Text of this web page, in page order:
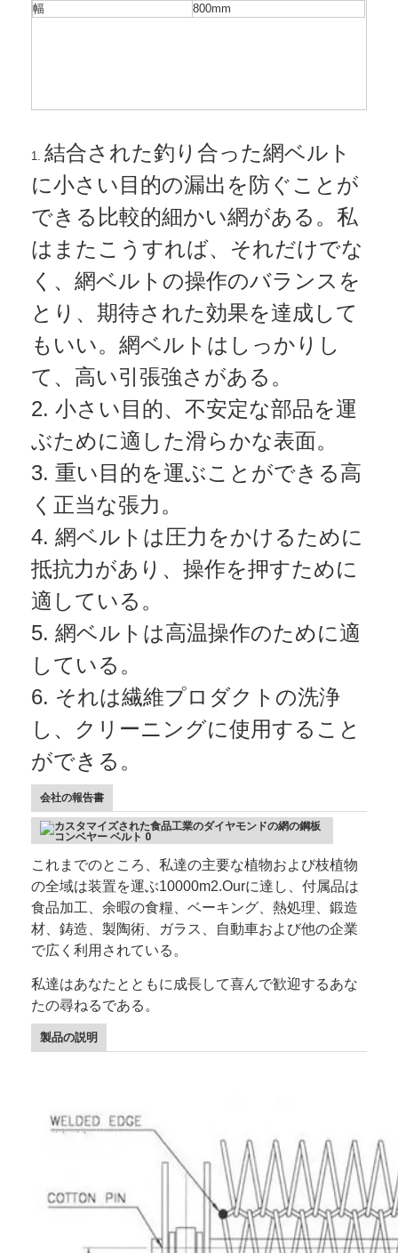
ホーム
製品
企業情報
会社案内
品質管理
お問い合わせ
ニュース
すべての場合
幅
800mm
1.結合された釣り合った網ベルト
に小さい目的の漏出を防ぐことが
できる比較的細かい網がある。私
はまたこうすれば、それだけでな
く、網ベルトの操作のバランスを
とり、期待された効果を達成して
もいい。網ベルトはしっかりし
て、高い引張強さがある。
2. 小さい目的、不安定な部品を運
ぶために適した滑らかな表面。
3. 重い目的を運ぶことができる高
く正当な張力。
4. 網ベルトは圧力をかけるために
抵抗力があり、操作を押すために
適している。
5. 網ベルトは高温操作のために適
している。
6. それは繊維プロダクトの洗浄
し、クリーニングに使用すること
ができる。
会社の報告書
これまでのところ、私達の主要な植物および枝植物
の全域は装置を運ぶ10000m2.Ourに達し、付属品は
食品加工、余暇の食糧、ベーキング、熱処理、鍛造
材、鋳造、製陶術、ガラス、自動車および他の企業
で広く利用されている。
私達はあなたとともに成長して喜んで歓迎するあな
たの尋ねるである。
製品の説明